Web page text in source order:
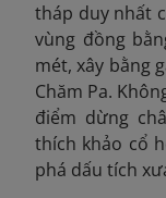
tháp duy nhất
vùng đồng
mét, xây bằng
Chăm Pa.
điểm dừng
thích khảo cổ
phá dấu tích